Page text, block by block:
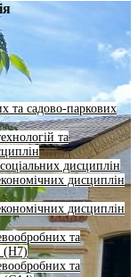
та садово-паркових
та
дисциплін
дисциплін
дисциплін
та
(H7)
та